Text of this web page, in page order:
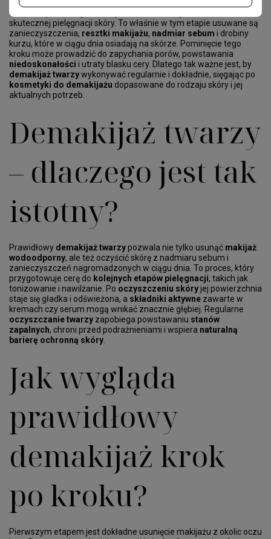
Codzienny
skutecznej pielęgnacji skóry. To właśnie w tym etapie usuwane są
zanieczyszczenia, resztki makijażu, nadmiar sebum i drobiny
kurzu, które w ciągu dnia osiadają na skórze. Pominięcie tego
kroku może prowadzić do zapychania porów, powstawania
niedoskonałości i utraty blasku cery. Dlatego tak ważne jest, by
demakijaż twarzywykonywać regularnie i dokładnie, sięgając po
kosmetyki do demakijażu dopasowane do rodzaju skóry i jej
aktualnych potrzeb.
Demakijaż twarzy
– dlaczego jest tak
istotny?
Prawidłowy demakijaż twarzypozwala nie tylko usunąć makijaż
wodoodporny, ale też oczyścić skórę z nadmiaru sebum i
zanieczyszczeń nagromadzonych w ciągu dnia. To proces, który
przygotowuje cerę do kolejnych etapów pielęgnacji, takich jak
tonizowanie i nawilżanie. Po oczyszczeniu skóryjej powierzchnia
staje się gładka i odświeżona, a składniki aktywne zawarte w
kremach czy serum mogą wnikać znacznie głębiej. Regularne
oczyszczanie twarzy zapobiega powstawaniu stanów
zapalnych, chroni przed podrażnieniami i wspiera naturalną
barierę ochronną skóry
Jak wygląda
prawidłowy
demakijaż krok
po kroku?
Pierwszym etapem jest dokładne usunięcie makijażu z okolic oczu